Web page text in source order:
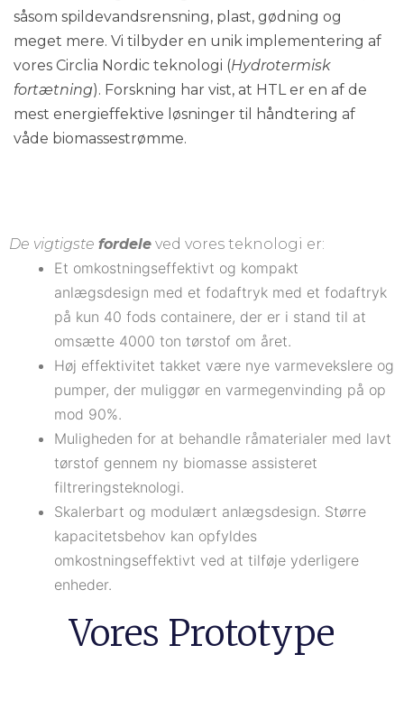
såsom spildevandsrensning, plast, gødning og
meget mere. Vi tilbyder en unik implementering af
vores Circlia Nordic teknologi (Hydrotermisk
fortætning). Forskning har vist, at HTL er en af de
mest energieffektive løsninger til håndtering af
våde biomassestrømme.
De vigtigste fordele ved vores teknologi er:
Et omkostningseffektivt og kompakt
anlægsdesign med et fodaftryk med et fodaftryk
på kun 40 fods containere, der er i stand til at
omsætte 4000 ton tørstof om året.
Høj effektivitet takket være nye varmevekslere og
pumper, der muliggør en varmegenvinding på op
mod 90%.
Muligheden for at behandle råmaterialer med lavt
tørstof gennem ny biomasse assisteret
filtreringsteknologi.
Skalerbart og modulært anlægsdesign. Større
kapacitetsbehov kan opfyldes
omkostningseffektivt ved at tilføje yderligere
enheder.
Vores Prototype